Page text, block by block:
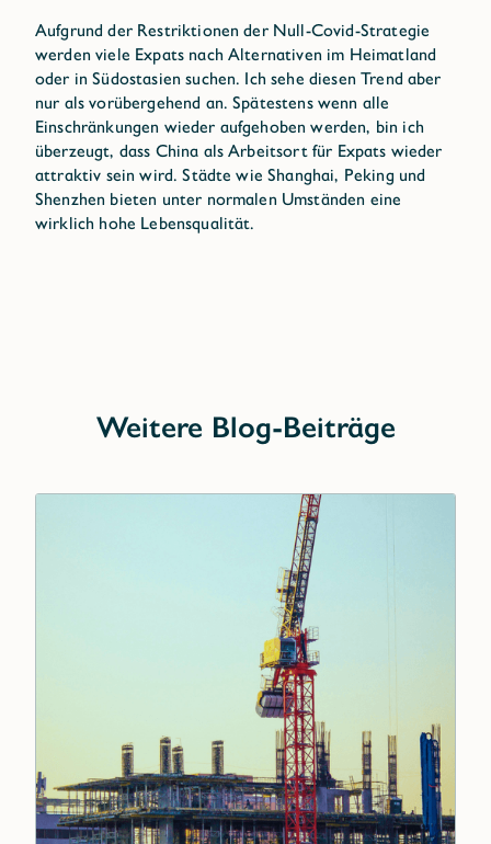
Aufgrund der Restriktionen der Null-Covid-Strategie
werden viele Expats nach Alternativen im Heimatland
oder in Südostasien suchen. Ich sehe diesen Trend aber
nur als vorübergehend an. Spätestens wenn alle
Einschränkungen wieder aufgehoben werden, bin ich
überzeugt, dass China als Arbeitsort für Expats wieder
attraktiv sein wird. Städte wie Shanghai, Peking und
Shenzhen bieten unter normalen Umständen eine
wirklich hohe Lebensqualität.
Weitere Blog-Beiträge